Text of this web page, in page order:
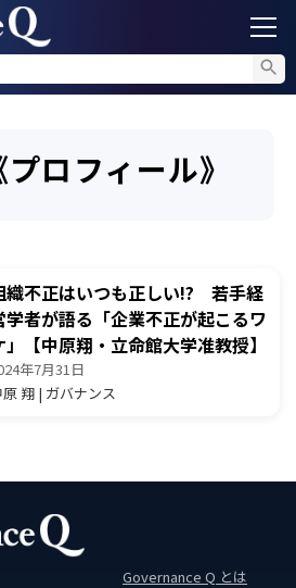
部通報
正対策
ミナー情報
ロフィール》
織不正はいつも正しい!? 若手経
学者が語る「企業不正が起こるワ
」【中原翔・立命館大学准教授】
年7月31日
翔 | ガバナンス
Governance Q とは